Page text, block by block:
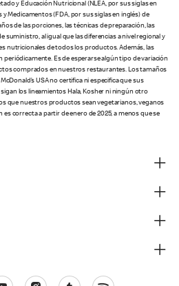
y Educación Nutricional (NLEA, por sus siglas en
Medicamentos (FDA, por sus siglas en inglés) de
de las porciones, las técnicas de preparación, las
suministro, al igual que las diferencias a nivel regional y
nutricionales de todos los productos. Además, las
Es de esperarse algún tipo de variación
comprados en nuestros restaurantes. Los tamaños
USA no certifica ni especifica que sus
los lineamientos Hala, Kosher ni ningún otro
que nuestros productos sean vegetarianos, veganos
correcta a partir de enero de 2025, a menos que se